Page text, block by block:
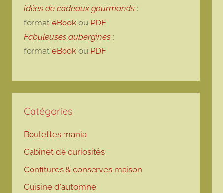
idées de cadeaux gourmands :
format eBook ou PDF
Fabuleuses aubergines :
format eBook ou PDF
Catégories
Boulettes mania
Cabinet de curiosités
Confitures & conserves maison
Cuisine d'automne